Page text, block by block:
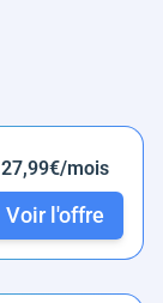
27,99€/mois
Voir l'offre